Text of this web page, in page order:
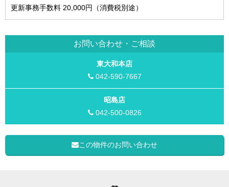
更新事務手数料 20,000円（消費税別途）
お問い合わせ・ご相談
東大和本店
042-590-7667
昭島店
042-500-0826
この物件のお問い合わせ